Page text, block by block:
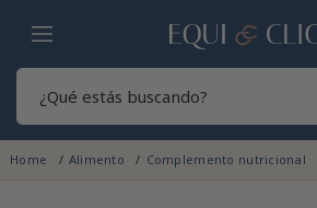
Hogar
Home Alimento Complemento nutricional